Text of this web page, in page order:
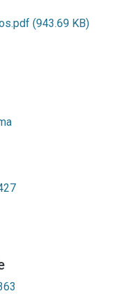
(943.69 KB)